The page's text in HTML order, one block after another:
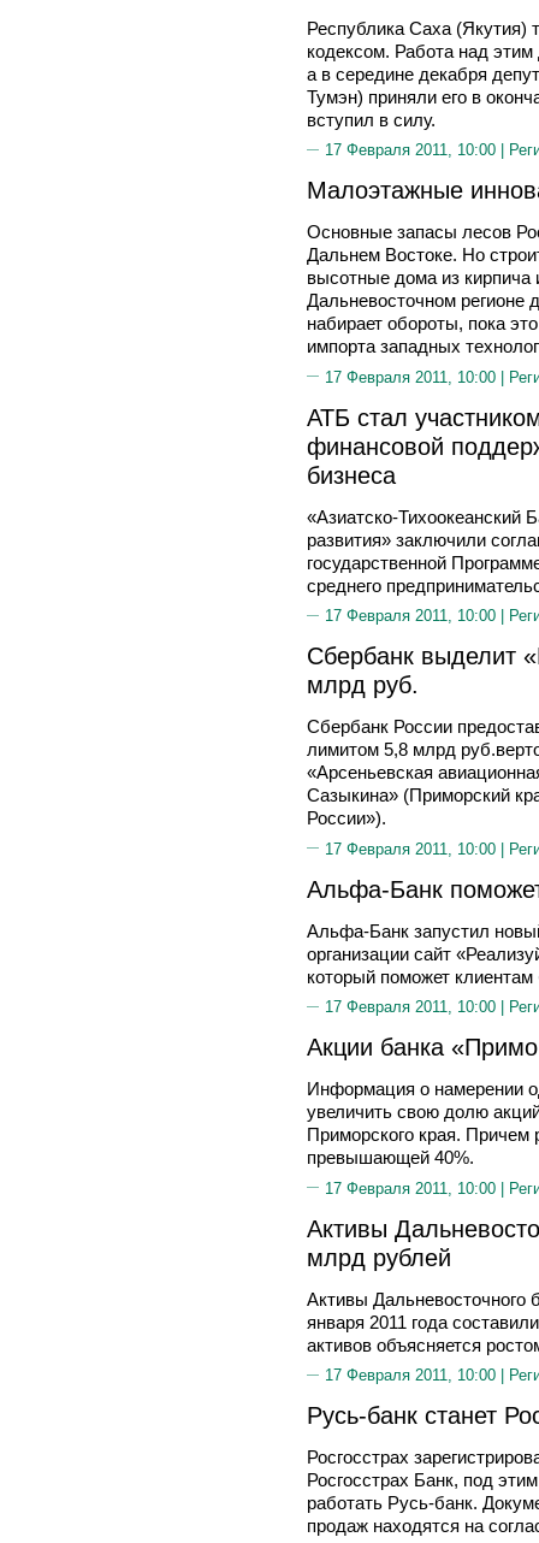
Республика Саха (Якутия)
кодексом. Работа над
а в середине декабря
Тумэн) приняли его в
вступил в силу.
17 Февраля 2011, 10:00 |
Малоэтажные
Основные запасы лесов
Дальнем Востоке. Но
высотные дома из кирпича
Дальневосточном регионе
набирает обороты, пока
импорта западных
17 Февраля 2011, 10:00 |
АТБ стал
финансовой
бизнеса
«Азиатско-
развития» заключили
государственной
среднего
17 Февраля 2011, 10:00 |
Сбербанк выделит
млрд руб.
Сбербанк России
лимитом 5,8 млрд
«Арсеньевская
Сазыкина» (Приморский
России»).
17 Февраля 2011, 10:00 |
Альфа-Банк
Альфа-Банк запустил
организации сайт
который поможет
17 Февраля 2011, 10:00 |
Акции банка
Информация о намерении
увеличить свою долю
Приморского края. Причем
превышающей 40%.
17 Февраля 2011, 10:00 |
Активы
млрд рублей
Активы Дальневосточного
января 2011 года
активов объясняется
17 Февраля 2011, 10:00 |
Русь-банк станет
Росгосстрах
Росгосстрах Банк, под
работать Русь-банк.
продаж находятся на